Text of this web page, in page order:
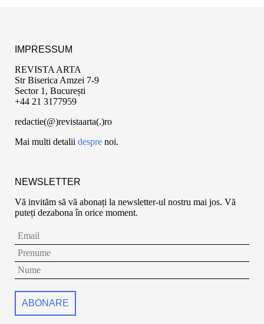
IMPRESSUM
REVISTA ARTA
Str Biserica Amzei 7-9
Sector 1, București
+44 21 3177959
redactie(@)revistaarta(.)ro
Mai multi detalii despre noi.
NEWSLETTER
Vă invităm să vă abonați la newsletter-ul nostru mai jos. Vă
puteți dezabona în orice moment.